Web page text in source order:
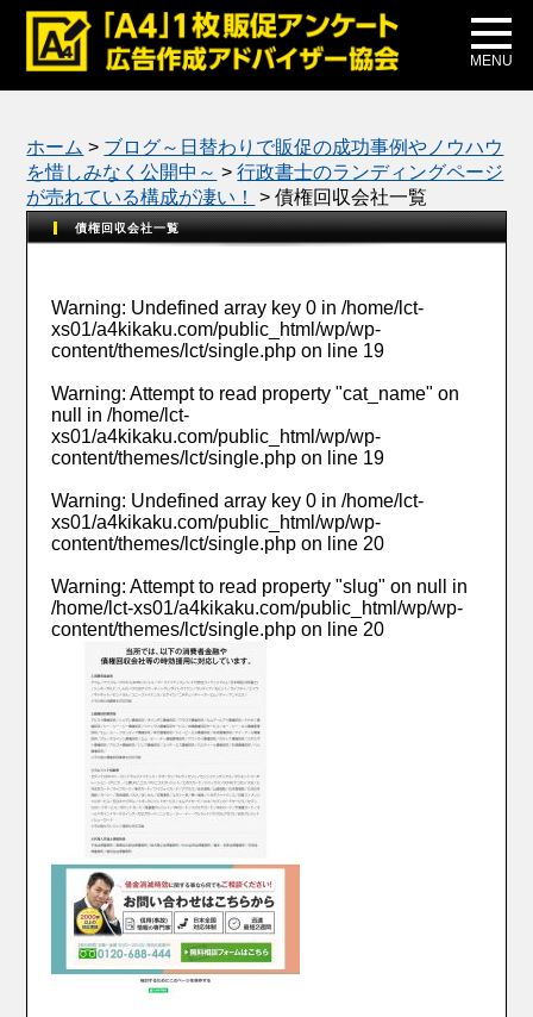
MENU
メディア掲載
公式ブログ
ホーム > ブログ～日替わりで販促の成功事例やノウハウ
を惜しみなく公開中～ >行政書士のランディングページ
が売れている構成が凄い！
>債権回収会社一覧
債権回収会社一覧
Warning: Undefined array key 0 in/home/lct-
xs01/a4kikaku.com/public_html/wp/wp-
content/themes/lct/single.php on line 19
Warning: Attempt to read property "cat_name" on
null in/home/lct-
xs01/a4kikaku.com/public_html/wp/wp-
content/themes/lct/single.php on line 19
Warning: Undefined array key 0 in/home/lct-
xs01/a4kikaku.com/public_html/wp/wp-
content/themes/lct/single.php on line 20
Warning: Attempt to read property "slug" on null in
/home/lct-xs01/a4kikaku.com/public_html/wp/wp-
content/themes/lct/single.php on line 20